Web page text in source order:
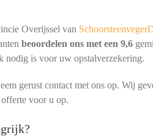
Overijssel van
beoordelen ons met een 9,6
nodig is voor uw opstalverzekering.
gerust contact met ons op. Wij
voor u op.